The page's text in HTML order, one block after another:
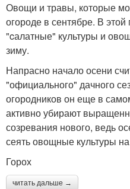
Овощи и травы, которые
огороде в сентябре. В
"cалатные" культуры и
зиму.
Напрасно начало осени
"официального" дачного
огородников он еще в
активно убирают
созревания нового, ведь
сеять овощные культуры на
Горох
читать дальше →